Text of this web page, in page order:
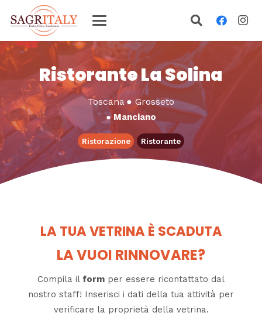
Ristorante La Solina
Toscana ● Grosseto
●Manciano
Ristorazione Ristorante
LA TUA VETRINA È SCADUTA
LA VUOI RINNOVARE?
Compila il form per essere ricontattato dal
nostro staff! Inserisci i dati della tua attività per
verificare la proprietà della vetrina.